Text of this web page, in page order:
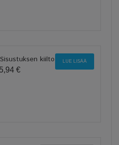
kiilto
5,94 €
LUE LISÄÄ